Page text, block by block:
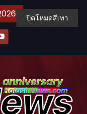
ปิดโหมดสีเทา